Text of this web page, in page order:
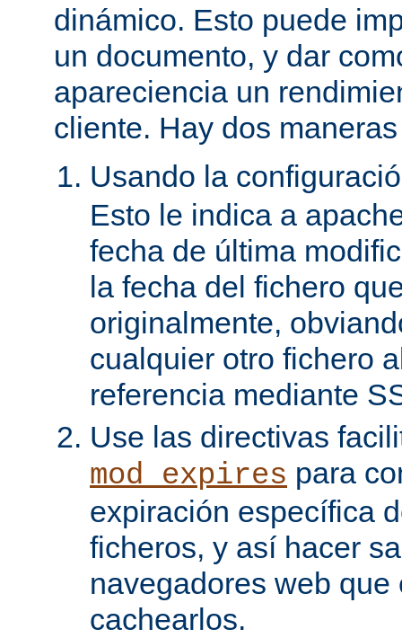
dinámico. Esto puede
un documento, y dar
apareciencia un
cliente. Hay dos
Usando la
Esto le indica a
fecha de última
la fecha del fichero
originalmente,
cualquier otro fichero
referencia mediante
Use las directivas
mod_expires para
expiración específica
ficheros, y así hacer
navegadores web que
cachearlos.